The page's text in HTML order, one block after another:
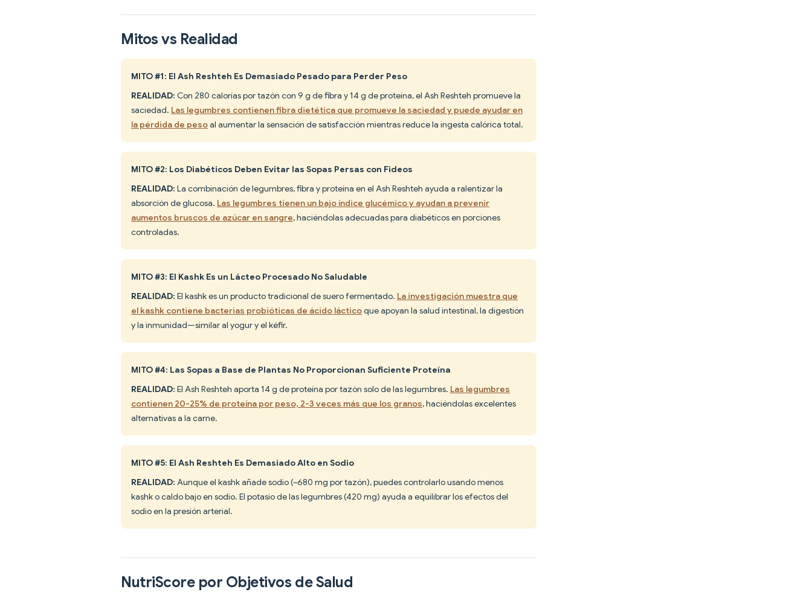
Mitos vs Realidad
MITO #1: El Ash Reshteh Es Demasiado Pesado para Perder Peso
REALIDAD: Con 280 calorías por tazón con 9 g de fibra y 14 g de proteína, el Ash Reshteh promueve la
saciedad. Las legumbres contienen fibra dietética que promueve la saciedad y puede ayudar en
la pérdida de pesoal aumentar la sensación de satisfacción mientras reduce la ingesta calórica total.
MITO #2: Los Diabéticos Deben Evitar las Sopas Persas con Fideos
REALIDAD: La combinación de legumbres, fibra y proteína en el Ash Reshteh ayuda a ralentizar la
absorción de glucosa. Las legumbres tienen un bajo índice glucémico y ayudan a prevenir
aumentos bruscos de azúcar en sangre, haciéndolas adecuadas para diabéticos en porciones
controladas.
MITO #3: El Kashk Es un Lácteo Procesado No Saludable
REALIDAD: El kashk es un producto tradicional de suero fermentado. La investigación muestra que
el kashk contiene bacterias probióticas de ácido lácticoque apoyan la salud intestinal, la digestión
y la inmunidad—similar al yogur y el kéfir.
MITO #4: Las Sopas a Base de Plantas No Proporcionan Suficiente Proteína
REALIDAD: El Ash Reshteh aporta 14 g de proteína por tazón solo de las legumbres. Las legumbres
contienen 20-25% de proteína por peso, 2-3 veces más que los granos, haciéndolas excelentes
alternativas a la carne.
MITO #5: El Ash Reshteh Es Demasiado Alto en Sodio
REALIDAD: Aunque el kashk añade sodio (~680 mg por tazón), puedes controlarlo usando menos
kashk o caldo bajo en sodio. El potasio de las legumbres (420 mg) ayuda a equilibrar los efectos del
sodio en la presión arterial.
NutriScore por Objetivos de Salud